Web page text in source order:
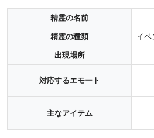
精霊の名前
精霊の種類 イベ
出現場所
対応するエモート
主なアイテム